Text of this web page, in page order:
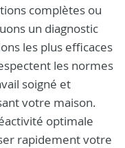
complètes ou
un diagnostic
les plus efficaces
les normes
soigné et
votre maison.
optimale
rapidement votre